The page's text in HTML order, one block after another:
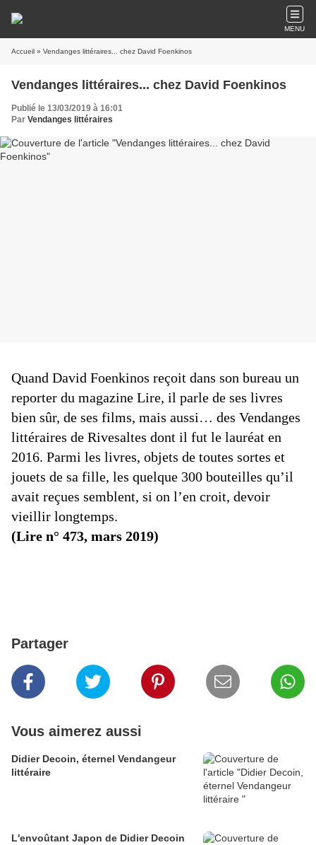
MENU
Accueil » Vendanges littéraires... chez David Foenkinos
Vendanges littéraires... chez David Foenkinos
Publié le 13/03/2019 à 16:01
Par Vendanges littéraires
Quand David Foenkinos reçoit dans son bureau un
reporter du magazine Lire, il parle de ses livres
bien sûr, de ses films, mais aussi… des Vendanges
littéraires de Rivesaltes dont il fut le lauréat en
2016. Parmi les livres, objets de toutes sortes et
jouets de sa fille, les quelque 300 bouteilles qu’il
avait reçues semblent, si on l’en croit, devoir
vieillir longtemps.
(Lire n° 473, mars 2019)
Partager
Vous aimerez aussi
Didier Decoin, éternel Vendangeur
littéraire
L'envoûtant Japon de Didier Decoin